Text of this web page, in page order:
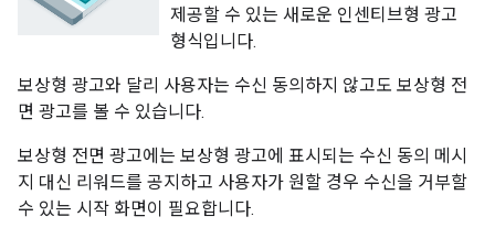
제공할 수 있는 새로운 인센티브형 광고
형식입니다.
보상형 광고와 달리 사용자는 수신 동의하지 않고도 보상형 전
면 광고를 볼 수 있습니다.
보상형 전면 광고에는 보상형 광고에 표시되는 수신 동의 메시
지 대신 리워드를 공지하고 사용자가 원할 경우 수신을 거부할
수 있는 시작 화면이 필요합니다.